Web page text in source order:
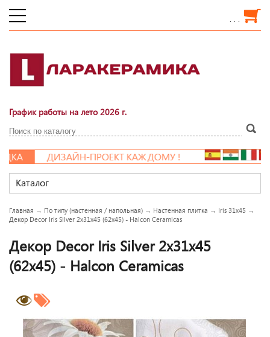
. . .
График работы на лето 2026 г.
ДИЗАЙН-ПРОЕКТ КАЖДОМУ !
Каталог
Главная → По типу (настенная / напольная) → Настенная плитка → Iris 31x45 →
Декор Decor Iris Silver 2x31x45 (62x45) - Halcon Ceramicas
Декор Decor Iris Silver 2x31x45
(62x45) - Halcon Ceramicas